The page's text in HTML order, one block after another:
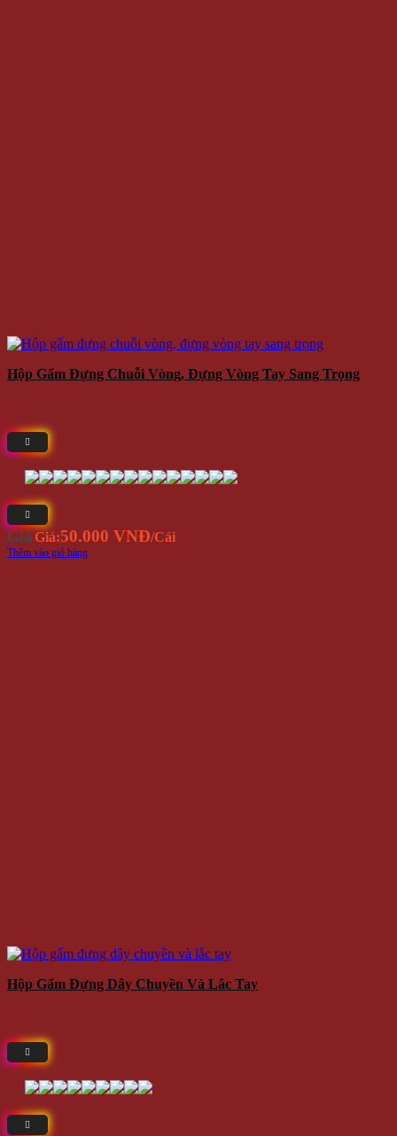
Hộp Gấm Đựng Chuỗi Vòng, Đựng Vòng Tay Sang Trọng
Giá Giá:50.000 VNĐ/Cái
Thêm vào giỏ hàng
Hộp Gấm Đựng Dây Chuyền Và Lắc Tay